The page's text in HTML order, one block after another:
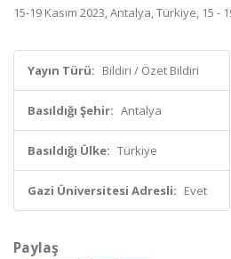
15-19 Kasım 2023, Antalya, Türkiye, 15 -
Yayın Türü: Bildiri / Özet Bildiri
Basıldığı Şehir: Antalya
Basıldığı Ülke: Türkiye
Gazi Üniversitesi Adresli: Evet
Paylaş